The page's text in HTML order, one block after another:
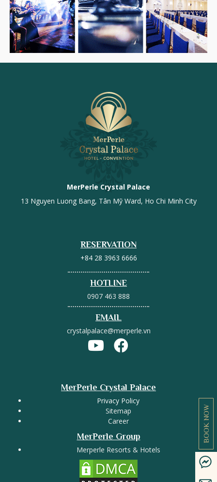
MerPerle Crystal Palace
13 Nguyen Luong Bang, Tân Mỹ Ward, Ho Chi Minh City
RESERVATION
+84 28 3963 6666
HOTLINE
0907 463 888
EMAIL
crystalpalace@merperle.vn
MerPerle Crystal Palace
Privacy Policy
Sitemap
Career
MerPerle Group
Merperle Resorts & Hotels
BOOK NOW